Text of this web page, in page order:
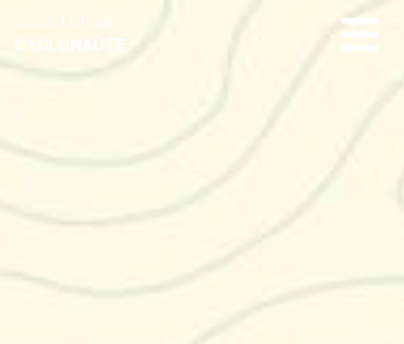
Claude Marthaler
CYCLONAUTE